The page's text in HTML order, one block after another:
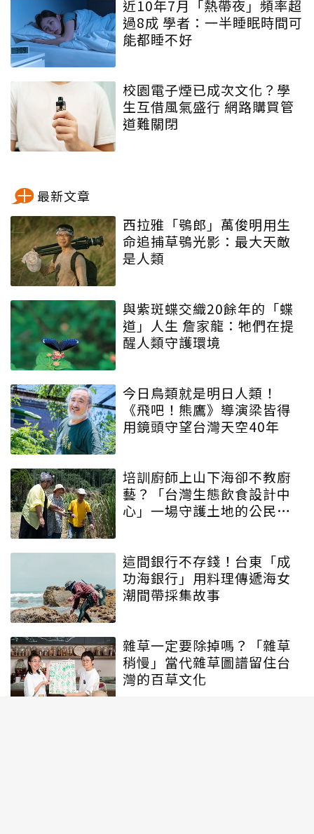
近10年7月「熱帶夜」頻率超
過8成 學者：一半睡眠時間可
能都睡不好
校園電子煙已成次文化？學
生互借風氣盛行 網路購買管
道難關閉
最新文章
西拉雅「鴞郎」萬俊明用生
命追捕草鴞光影：最大天敵
是人類
與紫斑蝶交織20餘年的「蝶
道」人生 詹家龍：牠們在提
醒人類守護環境
今日鳥類就是明日人類！
《飛吧！熊鷹》導演梁皆得
用鏡頭守望台灣天空40年
培訓廚師上山下海卻不教廚
藝？「台灣生態飲食設計中
心」一場守護土地的公民運
這間銀行不存錢！台東「成
功海銀行」用料理傳遞海女
潮間帶採集故事
雜草一定要除掉嗎？「雜草
稍慢」當代雜草圖譜留住台
灣的百草文化